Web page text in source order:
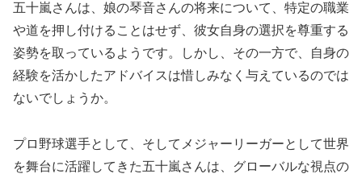
五十嵐さんは、娘の琴音さんの将来について、特定の職業
や道を押し付けることはせず、彼女自身の選択を尊重する
姿勢を取っているようです。しかし、その一方で、自身の
経験を活かしたアドバイスは惜しみなく与えているのでは
ないでしょうか。
プロ野球選手として、そしてメジャーリーガーとして世界
を舞台に活躍してきた五十嵐さんは、グローバルな視点の